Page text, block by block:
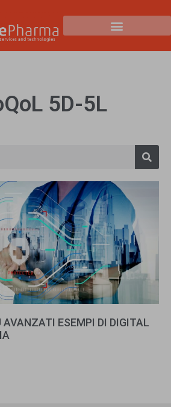
5D-5L
AVANZATI ESEMPI DI DIGITAL